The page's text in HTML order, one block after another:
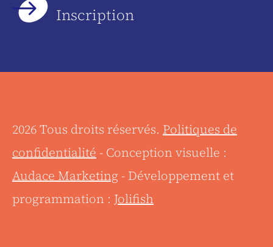
2026 Tous droits réservés. Politiques de
confidentialité - Conception visuelle :
Audace Marketing - Développement et
programmation : Jolifish